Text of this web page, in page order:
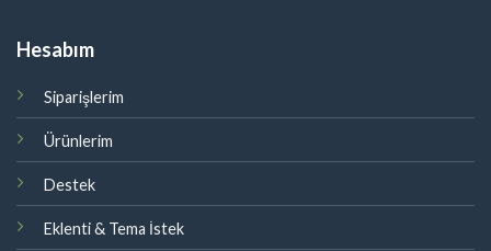
Hesabım
Siparişlerim
Ürünlerim
Destek
Eklenti & Tema İstek